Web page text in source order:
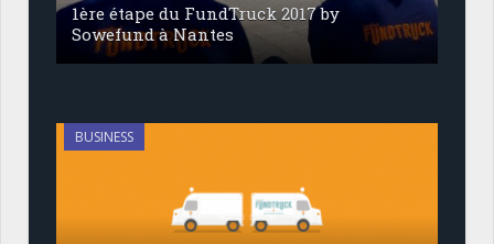
1ère étape du FundTruck 2017 by
Sowefund à Nantes
BUSINESS